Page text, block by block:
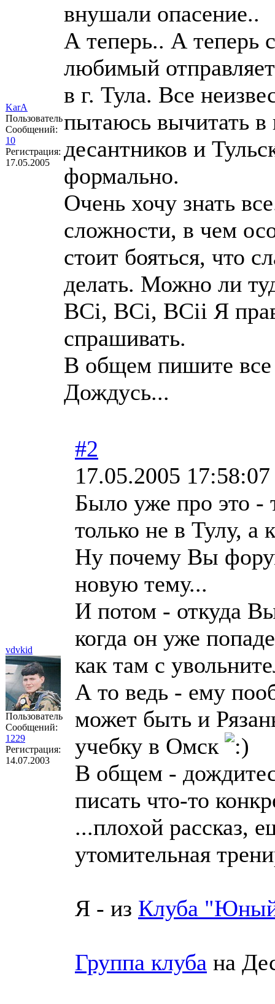
KarA
Пользователь
Сообщений:
10
Регистрация:
17.05.2005
внушали опасение..
А теперь.. А теперь
любимый
в г. Тула. Все
пытаюсь вычитать в
десантников и
формально.
Очень хочу знать
сложности, в чем
стоит бояться, что
делать. Можно ли
ВСі, ВСі, ВСіі Я
спрашивать.
В общем пишите все
Дождусь...
vdvkid
Пользователь
Сообщений:
1229
Регистрация:
14.07.2003
#2
17.05.2005 17:58:07
Было уже про это
только не в Тулу, а
Ну почему Вы
новую тему...
И потом - откуда
когда он уже
как там с
А то ведь - ему
может быть и
учебку в Омск
В общем -
писать что-то
...плохой рассказ,
утомительная
Я - из Клуба
Группа клуба на